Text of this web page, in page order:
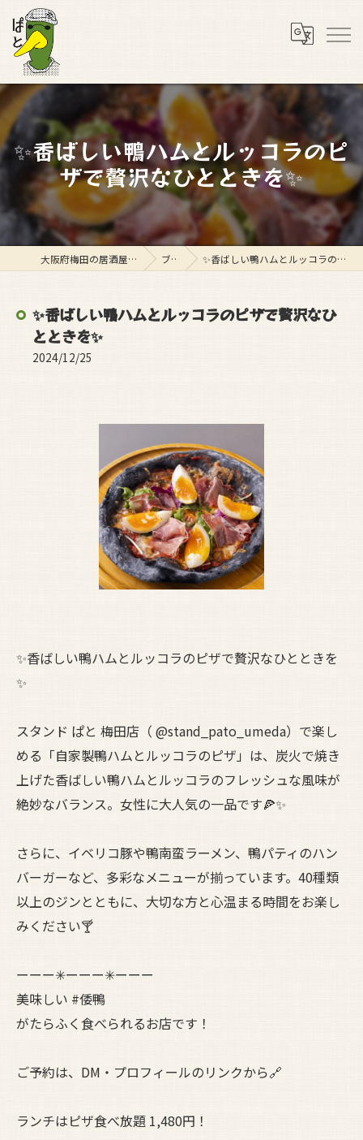
✨香ばしい鴨ハムとルッコラのピ
ザで贅沢なひとときを✨
大阪府梅田の居酒屋ならスタンド ぱと ブログ ✨香ばしい鴨ハムとルッコラのピザで贅沢なひとときを✨
✨香ばしい鴨ハムとルッコラのピザで贅沢なひ
とときを✨
2024/12/25
✨香ばしい鴨ハムとルッコラのピザで贅沢なひとときを
✨
スタンド ぱと 梅田店（ @stand_pato_umeda）で楽し
める「自家製鴨ハムとルッコラのピザ」は、炭火で焼き
上げた香ばしい鴨ハムとルッコラのフレッシュな風味が
絶妙なバランス。女性に大人気の一品です🍕✨
さらに、イベリコ豚や鴨南蛮ラーメン、鴨パティのハン
バーガーなど、多彩なメニューが揃っています。40種類
以上のジンとともに、大切な方と心温まる時間をお楽し
みください🍸
ーーー✳︎ーーー✳︎ーーー
美味しい #倭鴨
がたらふく食べられるお店です！
ご予約は、DM・プロフィールのリンクから🔗
ランチはピザ食べ放題 1,480円！